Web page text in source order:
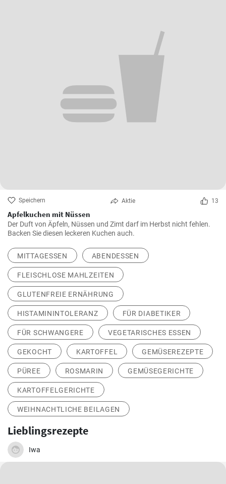
Speichern Aktie 13
Apfelkuchen mit Nüssen
Der Duft von Äpfeln, Nüssen und Zimt darf im Herbst nicht fehlen.
Backen Sie diesen leckeren Kuchen auch.
MITTAGESSEN ABENDESSEN
FLEISCHLOSE MAHLZEITEN
GLUTENFREIE ERNÄHRUNG
HISTAMININTOLERANZ FÜR DIABETIKER
FÜR SCHWANGERE VEGETARISCHES ESSEN
GEKOCHT KARTOFFEL GEMÜSEREZEPTE
PÜREE ROSMARIN GEMÜSEGERICHTE
KARTOFFELGERICHTE
WEIHNACHTLICHE BEILAGEN
Lieblingsrezepte
Iwa